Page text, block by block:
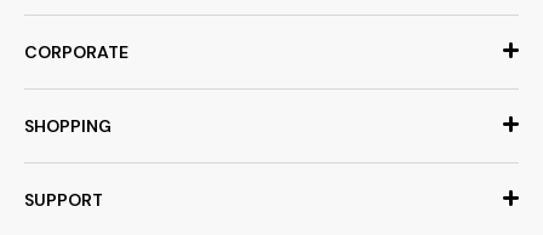
CORPORATE
SHOPPING
SUPPORT